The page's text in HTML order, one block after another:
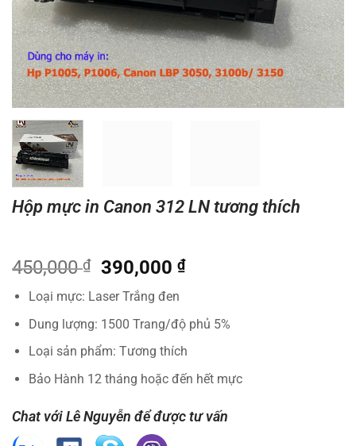
Hộp mực in Canon 312 LN tương thích
450,000₫
Giá
gốc
là:
450,000 ₫.
390,000₫Giá
là:
390,000 ₫.
Loại mực: Laser Trắng đen
Dung lượng: 1500 Trang/độ phủ 5%
Loại sản phẩm: Tương thích
Bảo Hành 12 tháng hoặc đến hết mực
Chat với Lê Nguyễn để được tư vấn